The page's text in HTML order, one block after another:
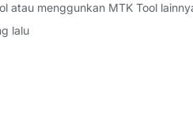
atau menggunkan MTK Tool
lalu